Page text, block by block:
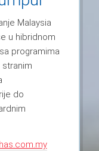
Malaysia
u hibridnom
programima
do